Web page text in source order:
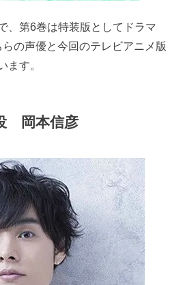
、第6巻は特装版としてドラマ
の声優と今回のテレビアニメ版
ます。
岡本信彦